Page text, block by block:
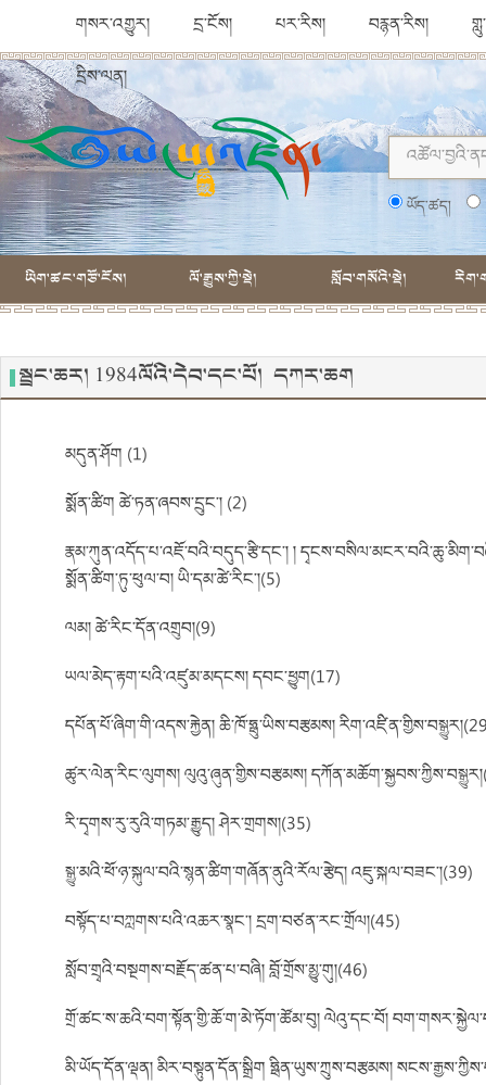
གསར་འགྱུར། དྲ་ངོས། པར་རིས། བརྙན་རིས།
དྲིས་ལན།
ཡོད་ཚད།
ཡིག་ཚང་གཙོ་ངོས། ལོ་རྒྱུས་ཀྱི་སྡེ། སློབ་གསོའི་སྡེ།
སྦྲང་ཆར། 1984ལོའི་དེབ་དང་པོ། དཀར་ཆག
མདུན་ཤོག (1)
སྨོན་ཚིག ཚེ་ཏན་ཞབས་དྲུང་། (2)
རྣམ་ཀུན་འདོད་པ་འཇོ་བའི་བདུད་རྩི་དང་། །
སྨོན་ཚིག་ཏུ་ཕུལ་བ། ཡི་དམ་ཚེ་རིང་།(5)
ལམ། ཚེ་རིང་དོན་འགྲུབ།(9)
ཡལ་མེད་རྟག་པའི་འཛུམ་མདངས། དབང་ཕྱུག(17)
དཔོན་པོ་ཞིག་གི་འདས་རྐྱེན། ཆི་ཁོ་ཧྥུ་ཡིས་བརྩམས།
ཚུར་ལེན་རིང་ལུགས། ལུའུ་ཞུན་གྱིས་བརྩམས།
རི་དྭགས་རུ་རུའི་གཏམ་རྒྱུད། ཤེར་གྲགས།(35)
སྒྱུ་མའི་ཕོ་ཉ་སྐུལ་བའི་སྙན་ཚིག་གཞོན་ནུའི་རོལ་རྩེད། འཇུ་སྐལ་བཟང་།(39)
བསྟོད་པ་བཀླགས་པའི་འཆར་སྣང་། དྲག་བཙན་རང་གྲོལ།(45)
སློབ་གྲྭའི་བསྔགས་བརྗོད་ཚན་པ་བཞི། བློ་གྲོས་མྱུ་གུ།(46)
གྲོ་ཚང་ས་ཆའི་བག་སྟོན་གྱི་ཆོ་ག་མེ་ཏོག་ཚོམ་བུ། ལེའུ་དང་བོ།
མི་ཡོད་དོན་ལྡན། མིར་བསྟུན་དོན་སྒྲིག ཧྥིན་ཡུས་ཀྲུས་བརྩམས།